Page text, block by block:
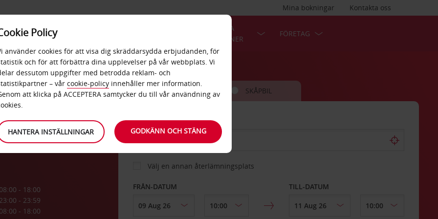
Kontakta oss
Mina bokningar
ERBJUDANDEN
POPULÄRA
DESTINATIONER
FÖRETAG
08:00 - 18:00
23:00 - 23:59
08:00 - 18:00
BIL SKÅPBIL
HÄMTA FRÅN
Välj en annan återlämningsplats
FRÅN-DATUM TILL-DATUM
Policy
använder cookies för att visa dig skräddarsydda erbjudanden, för
och för att förbättra dina upplevelser på vår webbplats. Vi
dessutom uppgifter med betrodda reklam- och
– vår cookie-policy innehåller mer information.
att klicka på ACCEPTERA samtycker du till vår användning av
HANTERA INSTÄLLNINGAR GODKÄNN OCH STÄNG